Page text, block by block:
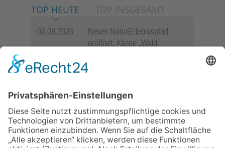
TOP HEUTE TOP INSGESAMT
06.08.2026
Neuer NaturErlebnispfad
eröffnet: Kleine „Wald-
die Zukunft der Stadt
Königstein
06.08.2026
Gewinnspiel zum Start ins
Schuljahr
06.08.2026
„Rock auf der Burg“ lässt